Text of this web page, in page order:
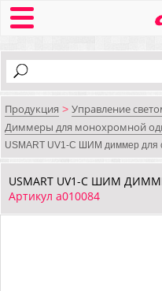
Продукция > Управление
Диммеры для монохромной
USMART UV1-C ШИМ диммер для
USMART UV1-C ШИМ
Артикул a010084